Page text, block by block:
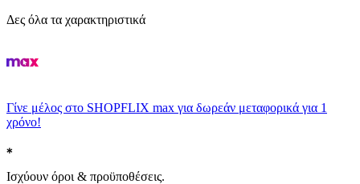
Δες όλα τα χαρακτηριστικά
Γίνε μέλος στο SHOPFLIX max για δωρεάν μεταφορικά για 1
χρόνο!
Ισχύουν όροι & προϋποθέσεις.